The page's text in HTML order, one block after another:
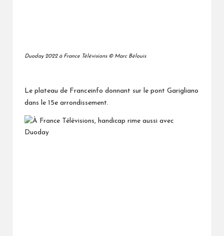
Duoday 2022 à France Télévisions © Marc Bélouis
Le plateau de Franceinfo donnant sur le pont Garigliano
dans le 15e arrondissement.